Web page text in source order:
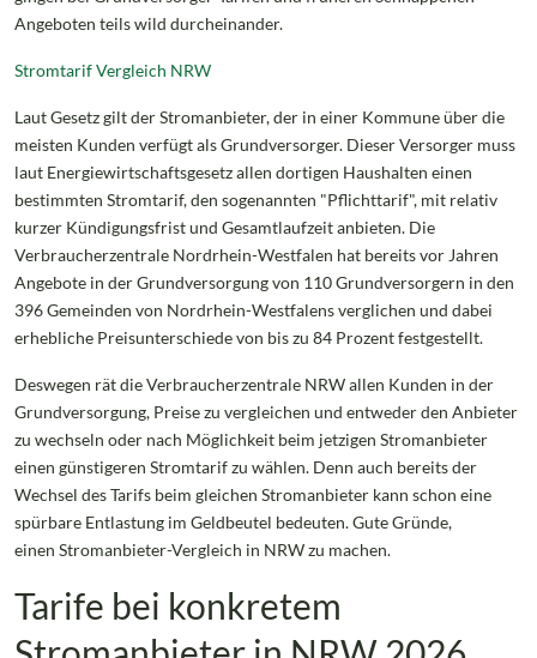
Angeboten teils wild durcheinander.
Stromtarif Vergleich NRW
Laut Gesetz gilt der Stromanbieter, der in einer Kommune über die
meisten Kunden verfügt als Grundversorger. Dieser Versorger muss
laut Energiewirtschaftsgesetz allen dortigen Haushalten einen
bestimmten Stromtarif, den sogenannten "Pflichttarif", mit relativ
kurzer Kündigungsfrist und Gesamtlaufzeit anbieten. Die
Verbraucherzentrale Nordrhein-Westfalen hat bereits vor Jahren
Angebote in der Grundversorgung von 110 Grundversorgern in den
396 Gemeinden von Nordrhein-Westfalens verglichen und dabei
erhebliche Preisunterschiede von bis zu 84 Prozent festgestellt.
Deswegen rät die Verbraucherzentrale NRW allen Kunden in der
Grundversorgung, Preise zu vergleichen und entweder den Anbieter
zu wechseln oder nach Möglichkeit beim jetzigen Stromanbieter
einen günstigeren Stromtarif zu wählen. Denn auch bereits der
Wechsel des Tarifs beim gleichen Stromanbieter kann schon eine
spürbare Entlastung im Geldbeutel bedeuten. Gute Gründe,
einen Stromanbieter-Vergleich in NRW zu machen.
Tarife bei konkretem